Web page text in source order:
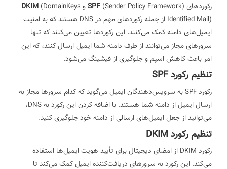
رکوردهای SPF (Sender Policy Framework) و DKIM (DomainKeys
Identified Mail) از جمله رکوردهای مهم در DNS هستند که به امنیت
ایمیل‌های دامنه کمک می‌کنند. این رکوردها تعیین می‌کنند که تنها
سرورهای مجاز می‌توانند از طرف دامنه شما ایمیل ارسال کنند، که این
امر باعث کاهش اسپم و جلوگیری از فیشینگ می‌شود.
تنظیم رکورد SPF
رکورد SPF به سرویس‌دهندگان ایمیل می‌گوید که کدام سرورها مجاز به
ارسال ایمیل از دامنه شما هستند. با اضافه کردن این رکورد به DNS،
می‌توانید از جعل ایمیل‌های ارسالی از دامنه خود جلوگیری کنید.
تنظیم رکورد DKIM
رکورد DKIM از امضای دیجیتال برای تأیید هویت ایمیل‌ها استفاده
می‌کند. این رکورد به سرورهای دریافت‌کننده ایمیل کمک می‌کند تا